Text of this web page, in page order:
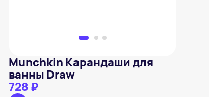
Munchkin Карандаши для
ванны Draw
728 ₽